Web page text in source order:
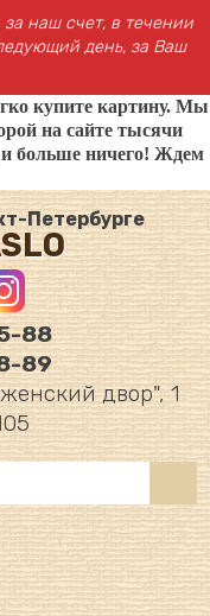
наш счет, в течении
день, за Ваш
купите картину. Мы
на сайте тысячи
и больше ничего! Ждем
Петербурге
88
89